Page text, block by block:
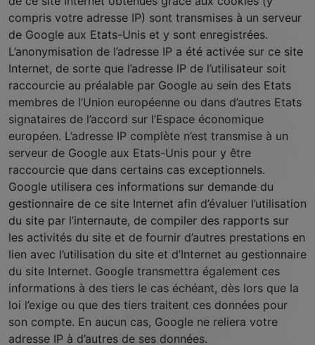
compris votre adresse IP) sont transmises à un serveur
de Google aux Etats-Unis et y sont enregistrées.
L’anonymisation de l’adresse IP a été activée sur ce site
Internet, de sorte que l’adresse IP de l’utilisateur soit
raccourcie au préalable par Google au sein des Etats
membres de l’Union européenne ou dans d’autres Etats
signataires de l’accord sur l’Espace économique
européen. L’adresse IP complète n’est transmise à un
serveur de Google aux Etats-Unis pour y être
raccourcie que dans certains cas exceptionnels.
Google utilisera ces informations sur demande du
gestionnaire de ce site Internet afin d’évaluer l’utilisation
du site par l’internaute, de compiler des rapports sur
les activités du site et de fournir d’autres prestations en
lien avec l’utilisation du site et d’Internet au gestionnaire
du site Internet. Google transmettra également ces
informations à des tiers le cas échéant, dès lors que la
loi l’exige ou que des tiers traitent ces données pour
son compte. En aucun cas, Google ne reliera votre
adresse IP à d’autres de ses données.